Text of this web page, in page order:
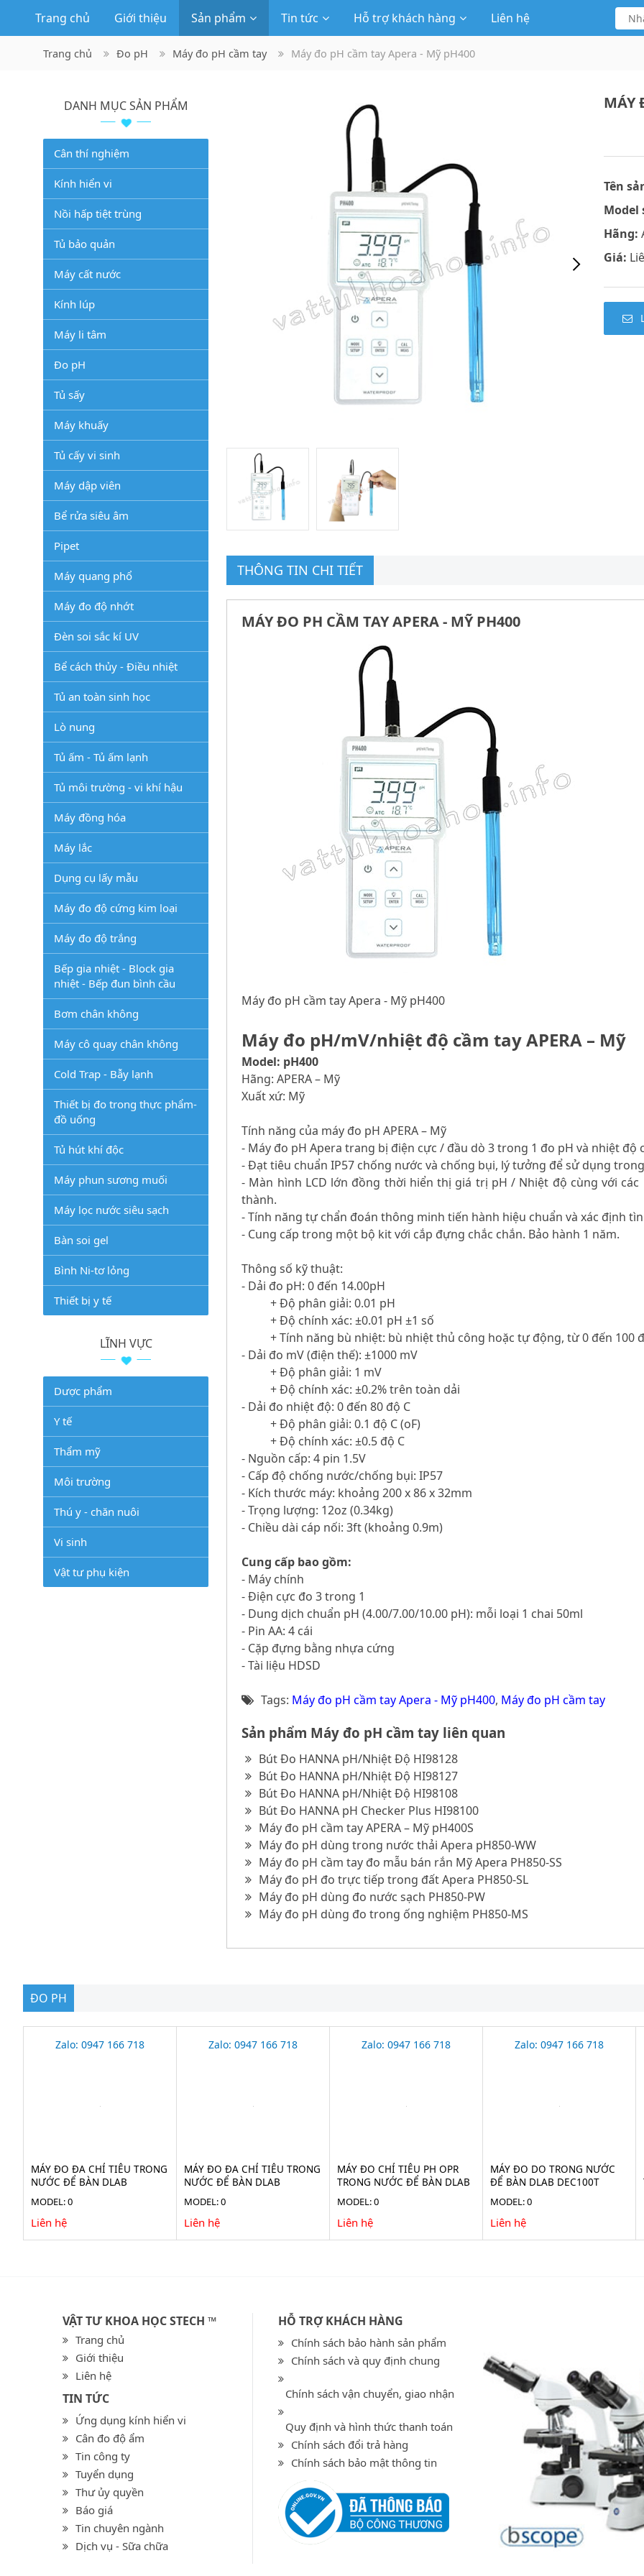
Trang chủ Giới thiệu Sản phẩm Tin tức Hỗ trợ khách hàng Liên hệ
Trang chủ Đo pH Máy đo pH cầm tay Máy đo pH cầm tay Apera - Mỹ pH400
MÁY
Tên
Model
Hãng:
Giá:
THÔNG TIN CHI TIẾT
MÁY ĐO PH CẦM TAY APERA - MỸ PH400
Máy đo pH cầm tay Apera - Mỹ pH400
Máy đo pH/mV/nhiệt độ cầm tay APERA – Mỹ
Model: pH400
Hãng: APERA – Mỹ
Xuất xứ: Mỹ
Tính năng của máy đo pH APERA – Mỹ
- Máy đo pH Apera trang bị điện cực / đầu dò 3 trong 1 đo pH và nhiệt độ
- Đạt tiêu chuẩn IP57 chống nước và chống bụi, lý tưởng để sử dụng
- Màn hình LCD lớn đồng thời hiển thị giá trị pH / Nhiệt độ cùng với
thành.
- Tính năng tự chẩn đoán thông minh tiến hành hiệu chuẩn và xác định
- Cung cấp trong một bộ kit với cắp đựng chắc chắn. Bảo hành 1 năm.
Thông số kỹ thuật:
- Dải đo pH: 0 đến 14.00pH
+ Độ phân giải: 0.01 pH
+ Độ chính xác: ±0.01 pH ±1 số
+ Tính năng bù nhiệt: bù nhiệt thủ công hoặc tự động, từ 0 đến 100
- Dải đo mV (điện thế): ±1000 mV
+ Độ phân giải: 1 mV
+ Độ chính xác: ±0.2% trên toàn dải
- Dải đo nhiệt độ: 0 đến 80 độ C
+ Độ phân giải: 0.1 độ C (oF)
+ Độ chính xác: ±0.5 độ C
- Nguồn cấp: 4 pin 1.5V
- Cấp độ chống nước/chống bụi: IP57
- Kích thước máy: khoảng 200 x 86 x 32mm
- Trọng lượng: 12oz (0.34kg)
- Chiều dài cáp nối: 3ft (khoảng 0.9m)
Cung cấp bao gồm:
- Máy chính
- Điện cực đo 3 trong 1
- Dung dịch chuẩn pH (4.00/7.00/10.00 pH): mỗi loại 1 chai 50ml
- Pin AA: 4 cái
- Cặp đựng bằng nhựa cứng
- Tài liệu HDSD
Tags: Máy đo pH cầm tay Apera - Mỹ pH400, Máy đo pH cầm tay
Sản phẩm Máy đo pH cầm tay liên quan
Bút Đo HANNA pH/Nhiệt Độ HI98128
Bút Đo HANNA pH/Nhiệt Độ HI98127
Bút Đo HANNA pH/Nhiệt Độ HI98108
Bút Đo HANNA pH Checker Plus HI98100
Máy đo pH cầm tay APERA – Mỹ pH400S
Máy đo pH dùng trong nước thải Apera pH850-WW
Máy đo pH cầm tay đo mẫu bán rắn Mỹ Apera PH850-SS
Máy đo pH đo trực tiếp trong đất Apera PH850-SL
Máy đo pH dùng đo nước sạch PH850-PW
Máy đo pH dùng đo trong ống nghiệm PH850-MS
DANH MỤC SẢN PHẨM
Cân thí nghiệm
Kính hiển vi
Nồi hấp tiệt trùng
Tủ bảo quản
Máy cất nước
Kính lúp
Máy li tâm
Đo pH
Tủ sấy
Máy khuấy
Tủ cấy vi sinh
Máy dập viên
Bể rửa siêu âm
Pipet
Máy quang phổ
Máy đo độ nhớt
Đèn soi sắc kí UV
Bể cách thủy - Điều nhiệt
Tủ an toàn sinh học
Lò nung
Tủ ấm - Tủ ấm lạnh
Tủ môi trường - vi khí hậu
Máy đồng hóa
Máy lắc
Dụng cụ lấy mẫu
Máy đo độ cứng kim loại
Máy đo độ trắng
Bếp gia nhiệt - Block gia
nhiệt - Bếp đun bình cầu
Bơm chân không
Máy cô quay chân không
Cold Trap - Bẫy lạnh
Thiết bị đo trong thực phẩm-
đồ uống
Tủ hút khí độc
Máy phun sương muối
Máy lọc nước siêu sạch
Bàn soi gel
Bình Ni-tơ lỏng
Thiết bị y tế
LĨNH VỰC
Dược phẩm
Y tế
Thẩm mỹ
Môi trường
Thú y - chăn nuôi
Vi sinh
Vật tư phụ kiện
ĐO PH
Zalo: 0947 166 718
MÁY ĐO ĐA CHỈ TIÊU TRONG
NƯỚC ĐỂ BÀN DLAB
MODEL: 0
Liên hệ
Zalo: 0947 166 718
MÁY ĐO ĐA CHỈ TIÊU TRONG
NƯỚC ĐỂ BÀN DLAB
MODEL: 0
Liên hệ
Zalo: 0947 166 718
MÁY ĐO CHỈ TIÊU PH OPR
TRONG NƯỚC ĐỂ BÀN DLAB
MODEL: 0
Liên hệ
Zalo: 0947 166 718
MÁY ĐO DO TRONG NƯỚC
ĐỂ BÀN DLAB DEC100T
MODEL: 0
Liên hệ
VẬT TƯ KHOA HỌC STECH ™
Trang chủ
Giới thiệu
Liên hệ
TIN TỨC
Ứng dụng kính hiển vi
Cân đo độ ẩm
Tin công ty
Tuyển dụng
Thư ủy quyền
Báo giá
Tin chuyên ngành
Dịch vụ - Sữa chữa
HỖ TRỢ KHÁCH HÀNG
Chính sách bảo hành sản phẩm
Chính sách và quy định chung
Chính sách vận chuyển, giao nhận
Quy định và hình thức thanh toán
Chính sách đổi trả hàng
Chính sách bảo mật thông tin